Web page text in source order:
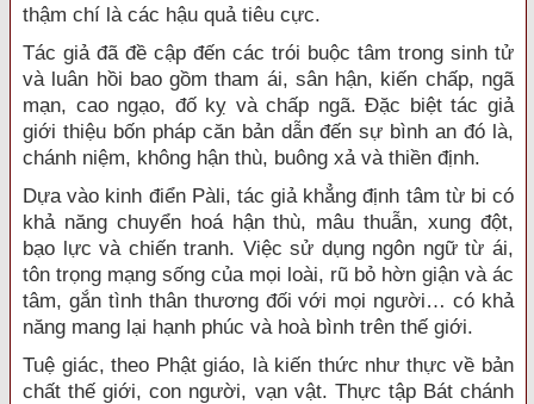
thậm chí là các hậu quả tiêu cực.
Tác giả đã đề cập đến các trói buộc tâm trong sinh tử
và luân hồi bao gồm tham ái, sân hận, kiến chấp, ngã
mạn, cao ngạo, đố kỵ và chấp ngã. Đặc biệt tác giả
giới thiệu bốn pháp căn bản dẫn đến sự bình an đó là,
chánh niệm, không hận thù, buông xả và thiền định.
Dựa vào kinh điển Pàli, tác giả khẳng định tâm từ bi có
khả năng chuyển hoá hận thù, mâu thuẫn, xung đột,
bạo lực và chiến tranh. Việc sử dụng ngôn ngữ từ ái,
tôn trọng mạng sống của mọi loài, rũ bỏ hờn giận và ác
tâm, gắn tình thân thương đối với mọi người… có khả
năng mang lại hạnh phúc và hoà bình trên thế giới.
Tuệ giác, theo Phật giáo, là kiến thức như thực về bản
chất thế giới, con người, vạn vật. Thực tập Bát chánh